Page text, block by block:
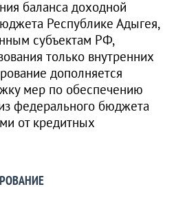
баланса доходной
Республике Адыгея,
субъектам РФ,
только внутренних
дополняется
мер по обеспечению
федерального бюджета
от кредитных